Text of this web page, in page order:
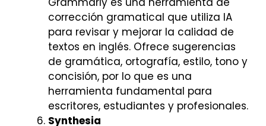
corrección gramatical que utiliza IA
para revisar y mejorar la calidad de
textos en inglés. Ofrece sugerencias
de gramática, ortografía, estilo, tono y
concisión, por lo que es una
herramienta fundamental para
escritores, estudiantes y profesionales.
Synthesia